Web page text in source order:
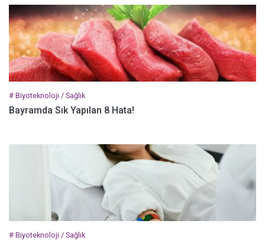
# Biyoteknoloji / Sağlık
Bayramda Sık Yapılan 8 Hata!
# Biyoteknoloji / Sağlık